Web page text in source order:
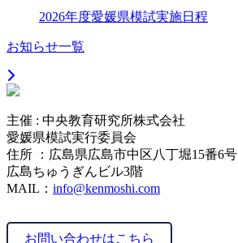
2026年度愛媛県模試実施日程
お知らせ一覧
主催 : 中央教育研究所株式会社
愛媛県模試実行委員会
住所 ：広島県広島市中区八丁堀15番6号
広島ちゅうぎんビル3階
MAIL： info@kenmoshi.com
お問い合わせはこちら